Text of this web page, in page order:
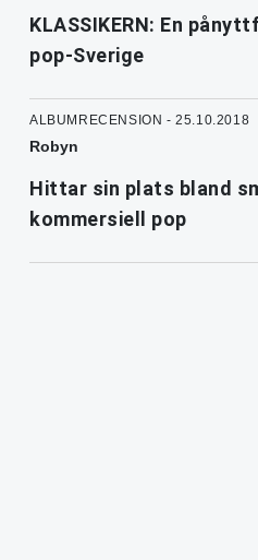
KLASSIKERN: En
pop-Sverige
ALBUMRECENSION - 25.10.2018
Robyn
Hittar sin plats bland
kommersiell pop